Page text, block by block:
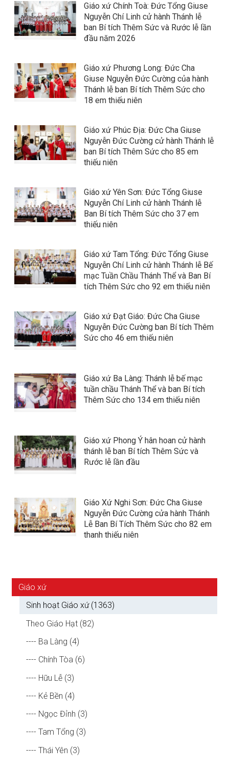
Giáo xứ Chính Toà: Đức Tổng Giuse
Nguyễn Chí Linh cử hành Thánh lễ
ban Bí tích Thêm Sức và Rước lễ lần
đầu năm 2026
Giáo xứ Phương Long: Đức Cha
Giuse Nguyễn Đức Cường của hành
Thánh lễ ban Bí tích Thêm Sức cho
18 em thiếu niên
Giáo xứ Phúc Địa: Đức Cha Giuse
Nguyễn Đức Cường cử hành Thánh lễ
ban Bí tích Thêm Sức cho 85 em
thiếu niên
Giáo xứ Yên Sơn: Đức Tổng Giuse
Nguyễn Chí Linh cử hành Thánh lễ
Ban Bí tích Thêm Sức cho 37 em
thiếu niên
Giáo xứ Tam Tổng: Đức Tổng Giuse
Nguyễn Chí Linh cử hành Thánh lễ Bế
mạc Tuần Chầu Thánh Thể và Ban Bí
tích Thêm Sức cho 92 em thiếu niên
Giáo xứ Đạt Giáo: Đức Cha Giuse
Nguyễn Đức Cường ban Bí tích Thêm
Sức cho 46 em thiếu niên
Giáo xứ Ba Làng: Thánh lễ bế mạc
tuần chầu Thánh Thể và ban Bí tích
Thêm Sức cho 134 em thiếu niên
Giáo xứ Phong Ý hân hoan cử hành
thánh lễ ban Bí tích Thêm Sức và
Rước lễ lần đầu
Giáo Xứ Nghi Sơn: Đức Cha Giuse
Nguyễn Đức Cường cửa hành Thánh
Lễ Ban Bí Tích Thêm Sức cho 82 em
thanh thiếu niên
Giáo xứ
Sinh hoạt Giáo xứ (1363)
Theo Giáo Hạt (82)
---- Ba Làng (4)
---- Chính Tòa (6)
---- Hữu Lễ (3)
---- Kẻ Bền (4)
---- Ngọc Đỉnh (3)
---- Tam Tổng (3)
---- Thái Yên (3)